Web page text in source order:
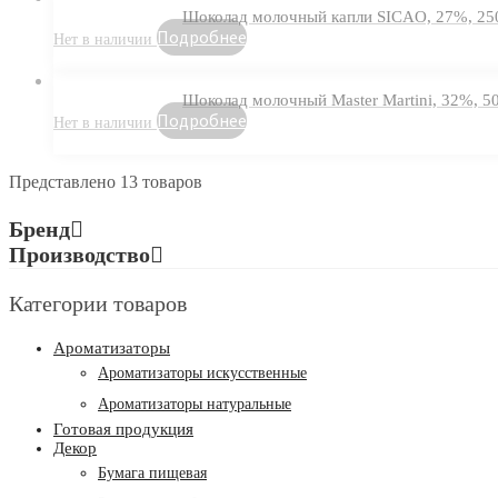
Шоколад молочный капли SICAO, 27%,
Подробнее
Шоколад молочный Мaster Martini, 32%,
Подробнее
Представлено 13 товаров
Бренд
Производство
Категории товаров
Ароматизаторы
Ароматизаторы искусственные
Ароматизаторы натуральные
Готовая продукция
Декор
Бумага пищевая